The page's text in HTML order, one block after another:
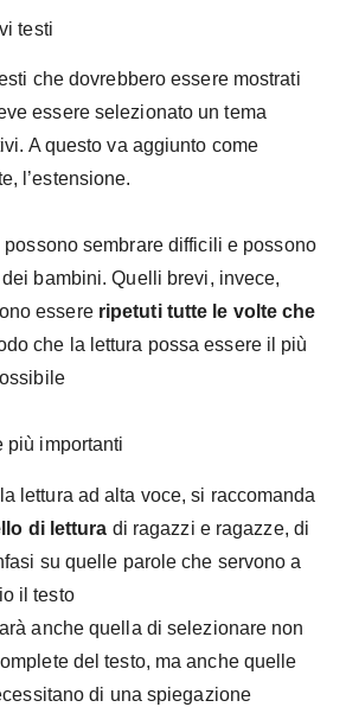
testi
che dovrebbero essere mostrati
essere selezionato un tema
A questo va aggiunto come
l’estensione.
possono sembrare difficili e possono
bambini. Quelli brevi, invece,
essere ripetuti tutte le volte che
che la lettura possa essere il più
più importanti
lettura ad alta voce, si raccomanda
di lettura di ragazzi e ragazze, di
su quelle parole che servono a
il testo
anche quella di selezionare non
del testo, ma anche quelle
di una spiegazione